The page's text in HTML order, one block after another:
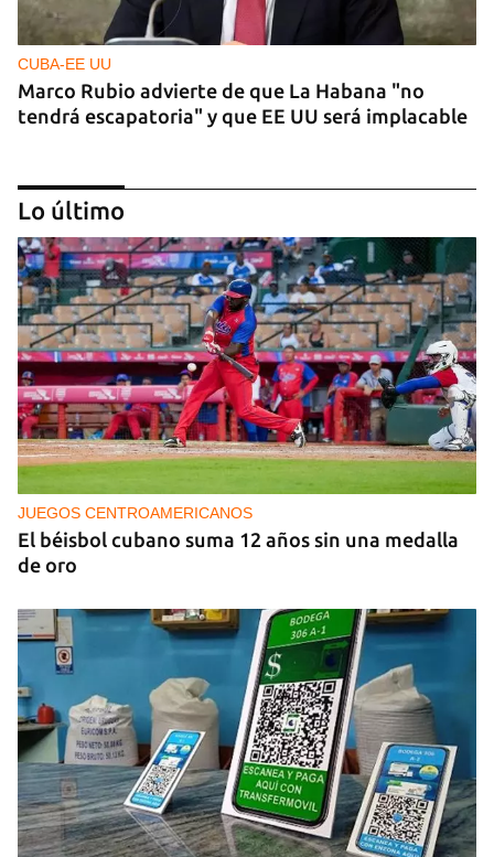
CUBA-EE UU
Marco Rubio advierte de que La Habana "no
tendrá escapatoria" y que EE UU será implacable
PODCAST
Cafecito informativo del viernes 7 de agosto de
2026
Lo último
JUEGOS CENTROAMERICANOS
El béisbol cubano suma 12 años sin una medalla
de oro